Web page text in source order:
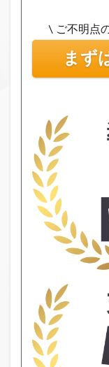
\ ご不明点
まず